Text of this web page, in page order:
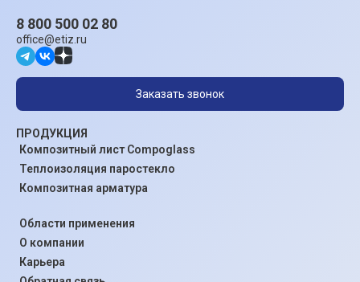
ПРОДУКЦИЯ
Композитный лист Compoglass
Теплоизоляция паростекло
Композитная арматура
Области применения
О компании
Карьера
8 800 500 02 80
office@etiz.ru
Заказать звонок